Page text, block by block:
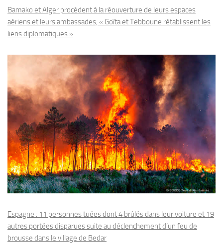
Bamako et Alger procèdent à la réouverture de leurs espaces
aériens et leurs ambassades, « Goïta et Tebboune rétablissent les
liens diplomatiques »
Espagne : 11 personnes tuées dont 4 brûlés dans leur voiture et 19
autres portées disparues suite au déclenchement d’un feu de
brousse dans le village de Bedar